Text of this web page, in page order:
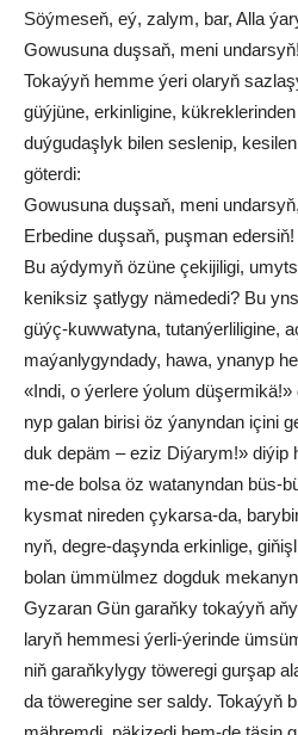
Söý­me­seň, eý, za­lym, bar, Al­la
Go­wu­su­na duş­saň, me­ni un­dar­syň!
To­ka­ýyň hem­me ýe­ri ola­ryň
güý­jü­ne, er­kin­li­gi­ne,
duý­gu­daş­lyk bi­len ses­le­nip,
gö­ter­di:
Gow­usu­na duş­saň, me­ni un­dar­syň,
Er­be­di­ne duş­saň, puş­man eder­siň!
Bu aý­dy­myň özü­ne çe­ki­ji­li­gi,
ke­nik­siz şat­ly­gy nä­me­de­di? Bu
güýç-kuw­wa­ty­na, tu­tan­ýer­li­li­gi­ne,
ma­ýan­ly­gyn­da­dy, ha­wa, yna­nyp
«In­di, o ýerlere ýo­lum
nyp ga­lan bi­ri­si öz ýa­nyn­dan içi­ni
duk de­päm – eziz Di­ýa­rym!» di­ýip
me-de bol­sa öz wa­ta­nyn­dan büs-
kys­mat ni­re­den çy­kar­sa-da,
nyň, deg­re-da­şyn­da er­kin­li­ge,
bo­lan ümmülmez dog­duk
Gy­za­ran Gün ga­raň­ky to­ka­ýyň
la­ryň hem­me­si ýer­li-ýe­rin­de
niň ga­raň­ky­ly­gy tö­we­re­gi gur­şap
da tö­we­re­gi­ne ser sal­dy. To­ka­ýyň